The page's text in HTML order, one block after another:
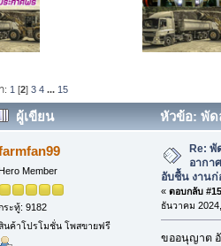
: 1 [2]3 4 ... 15
ผู้เขียน
หัวข้อ: พัด
แคบ อับชื้น งานก่อสร้าง ใช้ห้องใต้ดิน (
Hero Member
ระทู้: 9182
นค้าโปรโมชั่น โพสขายฟรี
Re:
อากา
อับชื้น งานก่
« ตอบกลับ
ธันวาคม
ขออนุญาต